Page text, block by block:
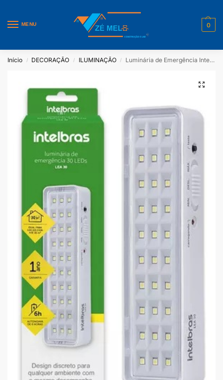
MENU 0
Início / DECORAÇÃO / ILUMINAÇÃO / Luminária de Emergência Intelbras